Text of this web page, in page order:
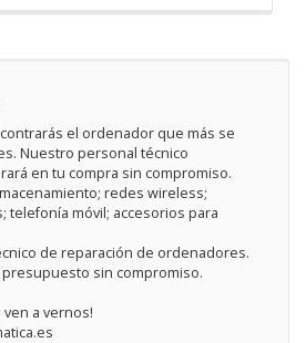
el ordenador que más se
Nuestro personal técnico
en tu compra sin compromiso.
redes wireless;
telefonía móvil; accesorios para
de reparación de ordenadores.
presupuesto sin compromiso.
a vernos!